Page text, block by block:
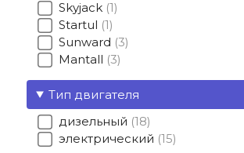
Skyjack 1
Startul 1
Sunward 3
Mantall 3
Тип двигателя
дизельный 18
электрический 15